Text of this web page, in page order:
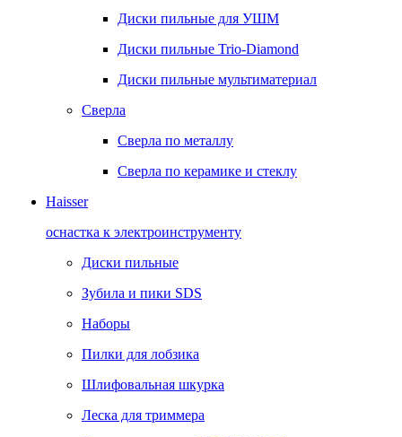
Диски пильные для УШМ
Диски пильные Trio-Diamond
Диски пильные мультиматериал
Сверла
Сверла по металлу
Сверла по керамике и стеклу
Haisser
оснастка к электроинструменту
Диски пильные
Зубила и пики SDS
Наборы
Пилки для лобзика
Шлифовальная шкурка
Леска для триммера